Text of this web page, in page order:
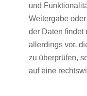
und
Weitergabe
der Daten findet
allerdings vor,
zu überprüfen,
auf eine